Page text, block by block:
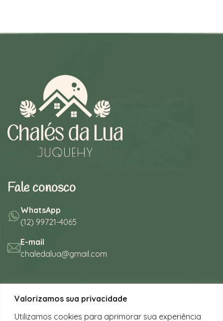
Valorizamos sua privacidade
Utilizamos cookies para aprimorar sua experiência
Fale conosco
WhatsApp
(12) 99721-4065
E-mail
chaledalua@gmail.com
Seu refúgio em meio à natureza
na bela praia de Juquehy.